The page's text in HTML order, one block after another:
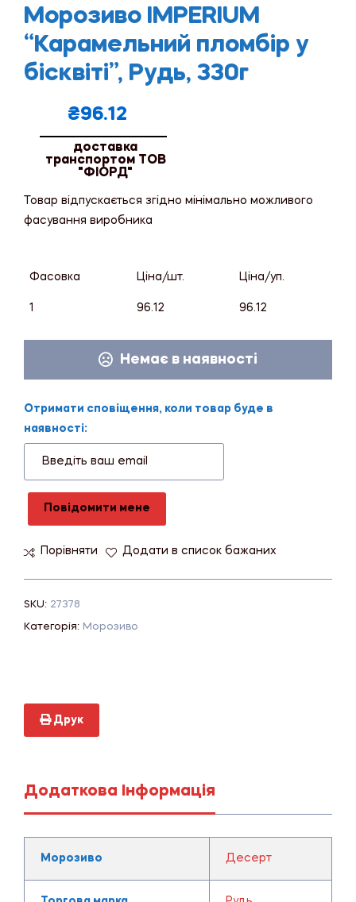
Морозиво IMPERIUM
“Карамельний пломбір у
бісквіті”, Рудь, 330г
₴96.12
доставка
транспортом ТОВ
"ФІОРД"
Товар відпускається згідно мінімально можливого
фасування виробника
Фасовка Ціна/шт. Ціна/уп.
1 96.12 96.12
Немає в наявності
Отримати сповіщення, коли товар буде в
наявності:
Повідомити мене
Порівняти Додати в список бажаних
SKU: 27378
Категорія: Морозиво
Друк
Додаткова Інформація
Морозиво Десерт